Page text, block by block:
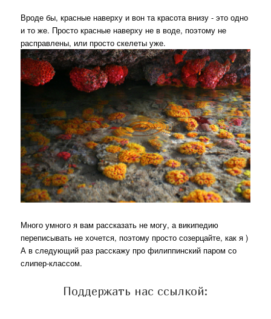
Вроде бы, красные наверху и вон та красота внизу - это одно
и то же. Просто красные наверху не в воде, поэтому не
расправлены, или просто скелеты уже.
Много умного я вам рассказать не могу, а википедию
переписывать не хочется, поэтому просто созерцайте, как я )
А в следующий раз расскажу про филиппинский паром со
слипер-классом.
Поддержать нас ссылкой: